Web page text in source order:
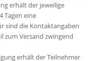
erhält der jeweilige
Tagen eine
sind die Kontaktangaben
zum Versand zwingend
erhält der Teilnehmer